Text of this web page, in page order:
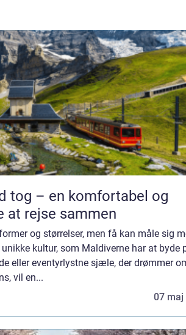
tog – en komfortabel og
at rejse sammen
og størrelser, men få kan måle sig
kultur, som Maldiverne har at byde
eller eventyrlystne sjæle, der drømmer
vil en...
07 maj